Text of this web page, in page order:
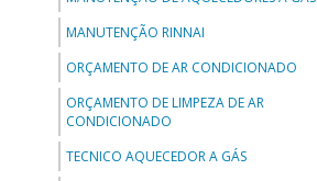
MANUTENÇÃO RINNAI
ORÇAMENTO DE AR CONDICIONADO
ORÇAMENTO DE LIMPEZA DE AR
CONDICIONADO
TECNICO AQUECEDOR A GÁS